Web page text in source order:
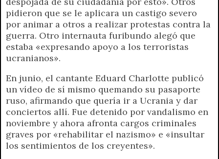
pidieron que se le aplicara un castigo severo
por animar a otros a realizar protestas contra la
guerra. Otro internauta furibundo alegó que
estaba «expresando apoyo a los terroristas
ucranianos».
En junio, el cantante Eduard Charlotte publicó
un vídeo de sí mismo quemando su pasaporte
ruso, afirmando que quería ir a Ucrania y dar
conciertos allí. Fue detenido por vandalismo en
noviembre y ahora afronta cargos criminales
graves por «rehabilitar el nazismo» e «insultar
los sentimientos de los creyentes».